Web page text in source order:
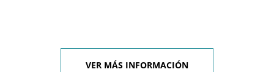
VER MÁS INFORMACIÓN